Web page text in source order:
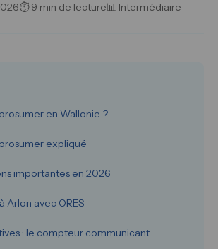
⏱ 9 min de lecture📊 Intermédiaire
en Wallonie ?
expliqué
importantes en 2026
Arlon avec ORES
: le compteur communicant